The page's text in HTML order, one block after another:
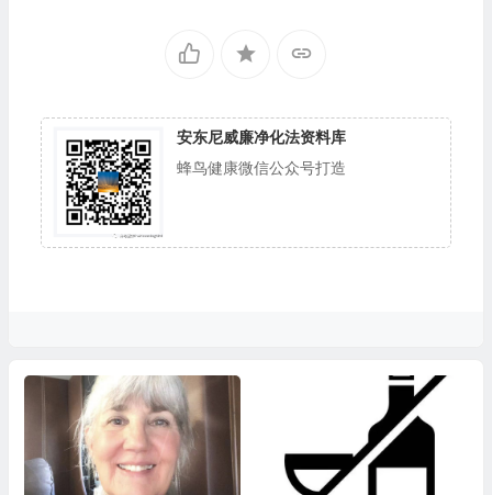
安东尼威廉净化法资料库
蜂鸟健康微信公众号打造